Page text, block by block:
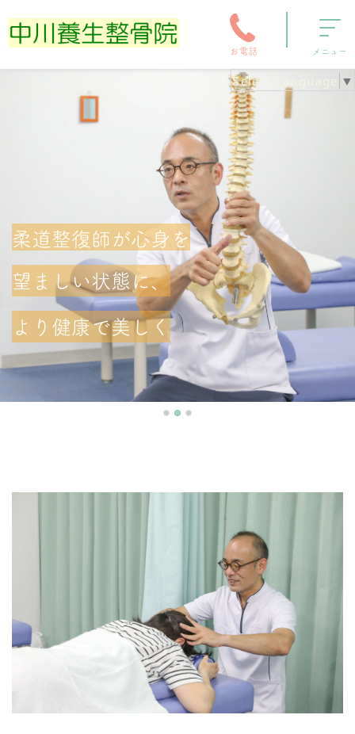
お電話 メニュー
Select Language ▼
柔道整復師が心身を
望ましい状態に、
より健康で美しく